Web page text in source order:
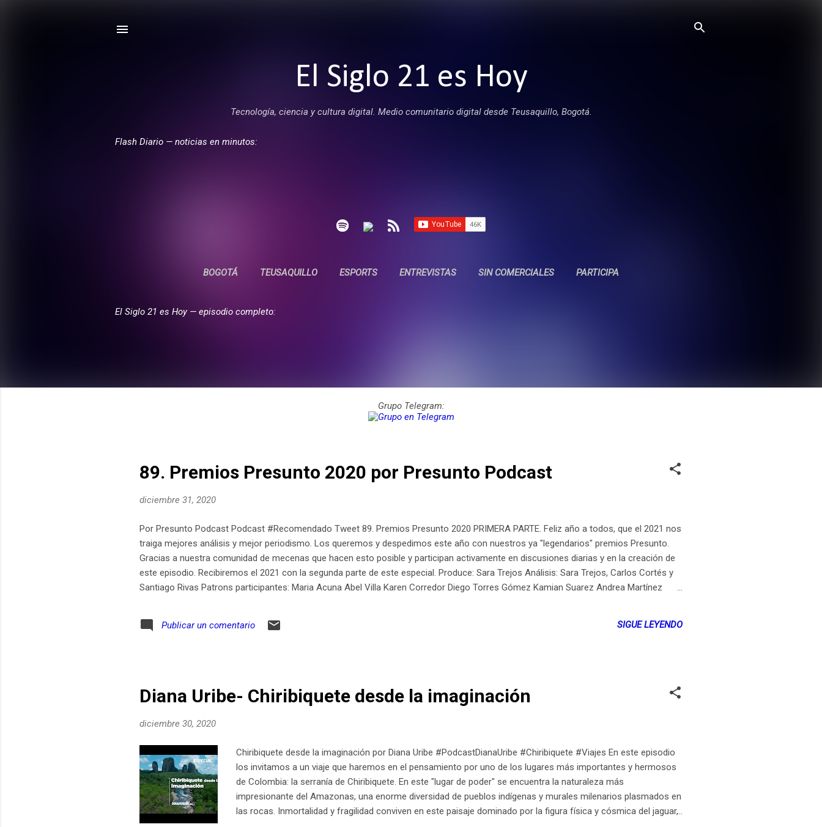
El Siglo 21 es Hoy
Tecnología, ciencia y cultura digital. Medio comunitario digital desde Teusaquillo, Bogotá.
Flash Diario — noticias en minutos:
BOGOTÁ TEUSAQUILLO ESPORTS ENTREVISTAS SIN COMERCIALES PARTICIPA
E
El Siglo 21 es Hoy — episodio completo:
Grupo Telegram:
89. Premios Presunto 2020 por Presunto Podcast
diciembre 31, 2020
Por Presunto Podcast Podcast #Recomendado Tweet 89. Premios Presunto 2020 PRIMERA PARTE. Feliz año a todos, que el 2021 nos
traiga mejores análisis y mejor periodismo. Los queremos y despedimos este año con nuestros ya "legendarios" premios Presunto.
Gracias a nuestra comunidad de mecenas que hacen esto posible y participan activamente en discusiones diarias y en la creación de
este episodio. Recibiremos el 2021 con la segunda parte de este especial. Produce: Sara Trejos Análisis: Sara Trejos, Carlos Cortés y
Santiago Rivas Patrons participantes: Maria Acuna Abel Villa Karen Corredor Diego Torres Gómez Kamian Suarez Andrea Martínez
Publicar un comentario SIGUE LEYENDO
Diana Uribe- Chiribiquete desde la imaginación
diciembre 30, 2020
Chiribiquete desde la imaginación por Diana Uribe #PodcastDianaUribe #Chiribiquete #Viajes En este episodio
los invitamos a un viaje que haremos en el pensamiento por uno de los lugares más importantes y hermosos
de Colombia: la serranía de Chiribiquete. En este "lugar de poder" se encuentra la naturaleza más
impresionante del Amazonas, una enorme diversidad de pueblos indígenas y murales milenarios plasmados en
las rocas. Inmortalidad y fragilidad conviven en este paisaje dominado por la figura física y cósmica del jaguar,